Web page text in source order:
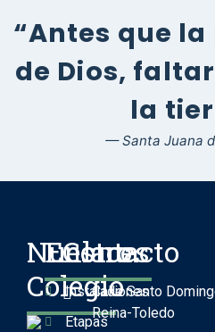
“Antes que
de Dios,
la
— Santa Juana
Nuestro
Colegio
Enlaces
Instalaciones
Etapas
Contacto
Calle Santo
Reina-Toledo